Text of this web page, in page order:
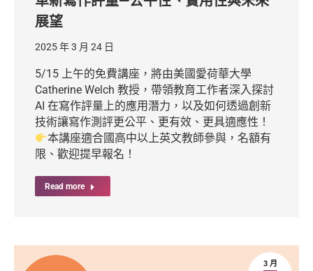
展望
2025 年 3 月 24 日
5/15 上午的免費講座，將由美國愛荷華大學
Catherine Welch 教授，帶領教育工作者深入探討
AI 在寫作評量上的應用潛力，以及如何透過創新
技術讓寫作測評更公平、更有效、更具適應性！
本講座適合國高中以上英文教師參與，名額有
限、歡迎提早報名！
Read more
3 月